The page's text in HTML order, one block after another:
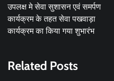
उपलक्ष मे सेवा सुशासन एवं समर्पण
कार्यक्रम के तहत सेवा पखवाड़ा
कार्यक्रम का किया गया शुभारंभ
Related Posts